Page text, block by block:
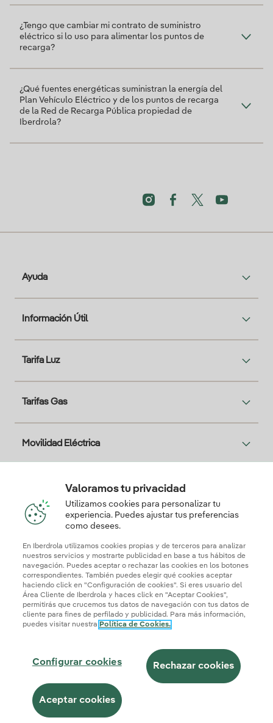
¿Tengo que cambiar mi contrato de suministro
eléctrico si lo uso para alimentar los puntos de
recarga?
¿Qué fuentes energéticas suministran la energía del
Plan Vehículo Eléctrico y de los puntos de recarga
de la Red de Recarga Pública propiedad de
Iberdrola?
Llámanos al
Ayuda
Información Útil
Tarifa Luz
Tarifas Gas
Movilidad Eléctrica
Te interesa
Descarga la App Iberdrola Clientes
Configurar cookies
Seguridad de la informaciónAccesibilidad
Canal de Denuncias Iberdrola.com
© 2026 Iberdrola Clientes S.A.U.
Valoramos tu privacidad
Utilizamos cookies para personalizar tu
experiencia. Puedes ajustar tus preferencias
como desees.
En Iberdrola utilizamos cookies propias y de terceros para analizar
nuestros servicios y mostrarte publicidad en base a tus hábitos de
navegación. Puedes aceptar o rechazar las cookies en los botones
correspondientes. También puedes elegir qué cookies aceptar
haciendo click en "Configuración de cookies". Si eres usuario del
Área Cliente de Iberdrola y haces click en "Aceptar Cookies",
permitirás que crucemos tus datos de navegación con tus datos de
cliente para fines de perfilado y publicidad. Para más información,
puedes visitar nuestra Política de Cookies.
Configurar cookies Rechazar cookies
Aceptar cookies